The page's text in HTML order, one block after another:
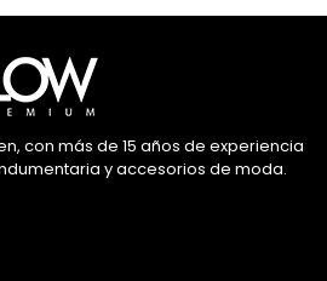
con más de 15 años de experiencia
y accesorios de moda.